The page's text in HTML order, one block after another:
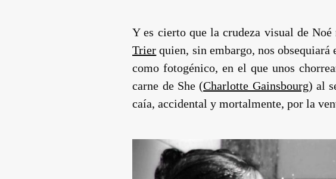
Y es cierto que la crudeza visual deNoé
Trier quien, sin embargo, nos
como fotogénico, en el que unos
carne de She (Charlotte Gainsbourg) al
caía, accidental y mortalmente, por la